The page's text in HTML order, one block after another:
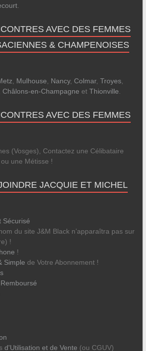
.
AVEC DES FEMMES
& CHAMPENOISES
, Mulhouse, Nancy, Colmar, Troyes,
Châlons-en-Champagne et Thionville.
AVEC DES FEMMES
(Vosges), Contactez une Célibataire
une Métisse !
JACQUIE ET MICHEL
Sécurisé
du site J&M Black n’apparaîtra pas sur
!
!
Simple de Votre Abonnement !
d'Utilisation et de Vente (ou CGUV)